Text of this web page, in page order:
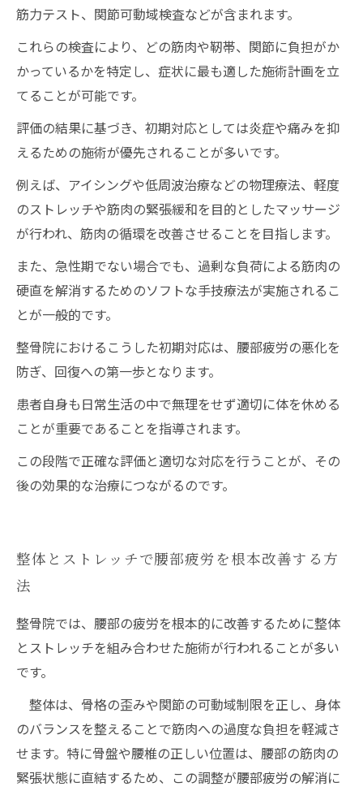
筋力テスト、関節可動域検査などが含まれます。
これらの検査により、どの筋肉や靭帯、関節に負担がか
かっているかを特定し、症状に最も適した施術計画を立
てることが可能です。
評価の結果に基づき、初期対応としては炎症や痛みを抑
えるための施術が優先されることが多いです。
例えば、アイシングや低周波治療などの物理療法、軽度
のストレッチや筋肉の緊張緩和を目的としたマッサージ
が行われ、筋肉の循環を改善させることを目指します。
また、急性期でない場合でも、過剰な負荷による筋肉の
硬直を解消するためのソフトな手技療法が実施されるこ
とが一般的です。
整骨院におけるこうした初期対応は、腰部疲労の悪化を
防ぎ、回復への第一歩となります。
患者自身も日常生活の中で無理をせず適切に体を休める
ことが重要であることを指導されます。
この段階で正確な評価と適切な対応を行うことが、その
後の効果的な治療につながるのです。
整体とストレッチで腰部疲労を根本改善する方
法
整骨院では、腰部の疲労を根本的に改善するために整体
とストレッチを組み合わせた施術が行われることが多い
です。
整体は、骨格の歪みや関節の可動域制限を正し、身体
のバランスを整えることで筋肉への過度な負担を軽減さ
せます。特に骨盤や腰椎の正しい位置は、腰部の筋肉の
緊張状態に直結するため、この調整が腰部疲労の解消に